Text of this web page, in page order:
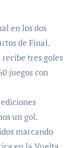
en los dos
de Final.
tres goles
juegos con
un gol.
marcando